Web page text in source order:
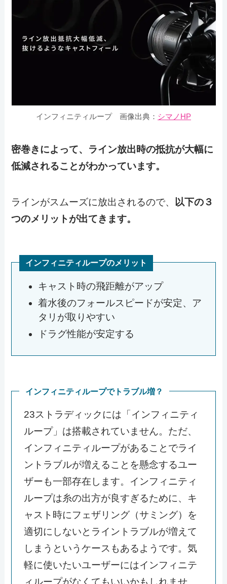
インフィニティループ 画像出典： シマノHP
密巻きによって、ライン放出時の抵抗が大幅に
低減されることがわかっています。
ラインがスムーズに放出されるので、
以下の３
つのメリットが出てきます。
インフィニティループのメリット
キャスト時の飛距離がアップ
着水後のフォールスピードが安定、ア
タリが取りやすい
ドラグ性能が安定する
インフィニティループでトラブル増？
23ストラディックには「インフィニティ
ループ」は搭載されていません。ただ、
インフィニティループがあることでライ
ントラブルが増えることを懸念するユー
ザーも一部存在します。インフィニティ
ループは糸の出方が良すぎるために、キ
ャスト時にフェザリング（サミング）を
適切にしないとライントラブルが増えて
しまうというケースもあるようです。気
軽に使いたいユーザーにはインフィニテ
ィループがなくてもいいかもしれませ